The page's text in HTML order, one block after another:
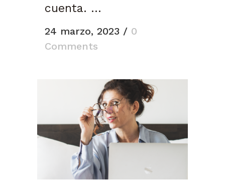
cuenta. ...
24 marzo, 2023 / 0
Comments